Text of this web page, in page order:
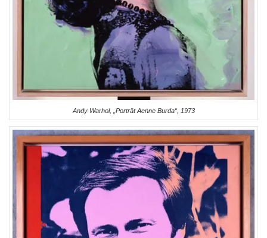
Andy Warhol, „Porträt Aenne Burda“, 1973